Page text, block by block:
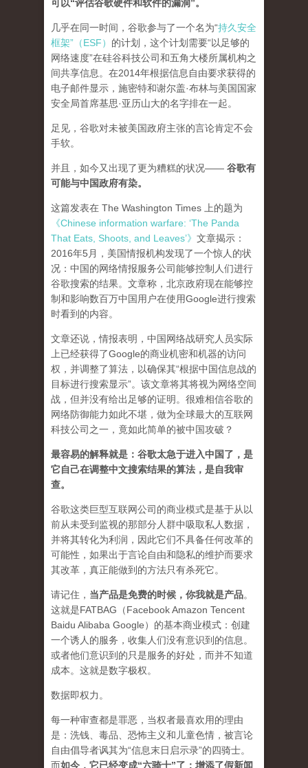
可以“评估谷歌硬件和软件的漏洞”。
几乎在同一时间，谷歌参与了一个名为“持久安全
框架”（ESF） 的计划，这个计划需要“以足够的
网络速度”在硅谷科技公司和五角大楼所属机构之
间共享信息。在2014年根据信息自由要求获得的
电子邮件显示，施密特和谢尔盖·布林与美国国家
安全局首席基思·亚历山大的名字排在一起。
足见，谷歌对未被美国政府主张的言论肯定不会
手软。
并且，如今又出现了更为糟糕的状况—— 谷歌有
可能与中国政府有染。
这篇发表在 The Washington Times 上的题为
《Chinese information warfare: ‘The Panda
That Eats, Shoots, and Leaves’》 文章揭示：
2016年5月，美国情报机构发现了一个惊人的状
况：中国的网络情报服务公司能够控制人们进行
谷歌搜索的结果。文章称，北京政府现在能够控
制和影响数百万中国用户在使用Google进行搜索
时看到的内容。
文章还说，情报表明，中国网络战研究人员实际
上已经获得了Google的商业机密和机器的访问
权，并调整了算法，以确保其“根据中国信息战的
目标进行搜索显示”。该文章将其将视为网络空间
战，但并没有给出足够的证明。很难相信谷歌的
网络防御能力如此不堪，做为全球最大的互联网
科技公司之一，竟如此简单的被中国攻破？
最容易的解释就是：谷歌太急于进入中国了，是
它自己在调整中文搜索结果的算法，是自我审
查。
谷歌这类巨型互联网公司的商业模式是基于从以
前从未受到监视的那部分人群中吸取私人数据，
并将其转化为利润，因此它们不具备任何改革的
可能性，如果出于言论自由和隐私的维护而要求
其改革，真正能做到的方法只有杀死它。
请记住， 当产品是免费的时候，你我就是产品。
这就是FATBAG（Facebook Amazon Tencent
Baidu Alibaba Google）的基本商业模式：创建
一个诱人的服务，收集人们没有意识到的信息。
或者他们意识到的只是服务的好处，而并不知道
成本。这就是数字极权。
数据即权力。
每一种审查都是罪恶，当权者最喜欢用的理由
是：洗钱、毒品、恐怖主义和儿童色情，被言论
自由倡导者讽其为“信息末日启示录”的四骑士。
而如今，它已经变成“六骑士”了：增添了假新闻